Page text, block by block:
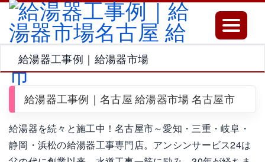
Toggle
給湯器工事例｜給湯器市場
給湯器工事例｜名古屋 給湯器市場 名古屋市
給湯器を続々と施工中！名古屋市～愛知・三重・岐阜・
静岡・浜松の給湯器工事専門店。アンシンサービス24は